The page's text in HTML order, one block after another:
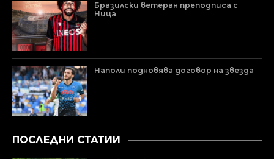
Бразилски ветеран преподписа с
Ница
Наполи подновява договор на звезда
ПОСЛЕДНИ СТАТИИ